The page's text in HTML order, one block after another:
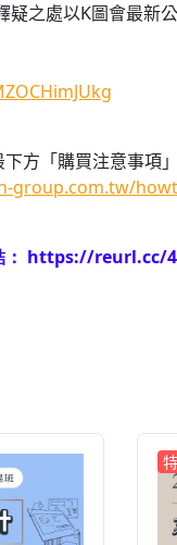
疑之處以K圖會最新
方「購買注意事項
group.com.tw/
https://reurl.cc/